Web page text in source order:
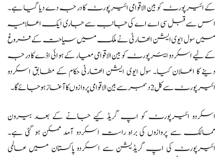
کے ائیرپورٹ کو بین الاقوامی ائیرپورٹ کا درجہ دے دیا گیا ہے۔
اس سے قبل سی اے اے کی جانب سے جاری ایک اعلامیہ
میں سول ایوی ایشن اتھارٹی نے ملک میں سیاحت کے فروغ
کے لیے اسکردو ایئرپورٹ کو بین الاقوامی معیار کے ہوائی اڈے کا درجہ
دینے کا اعلان کیا۔ سول ایوی ایشن اتھارٹی حکام کے مطابق اسکردو
ائیرپورٹ سے کل 2 دسمبر سے بین الاقوامی پروازوں کا آغاز ہو جائے گا۔
اسکردو ائیرپورٹ کو اپ گریڈ کیے جانے کے بعد بیرون
ممالک سے پروازوں کی براہ راست اسکردو آمد ممکن ہو گئی ہے۔
ائیرپورٹ کی اپ گریڈیشن سے اسکردو پاکستان میں عالمی